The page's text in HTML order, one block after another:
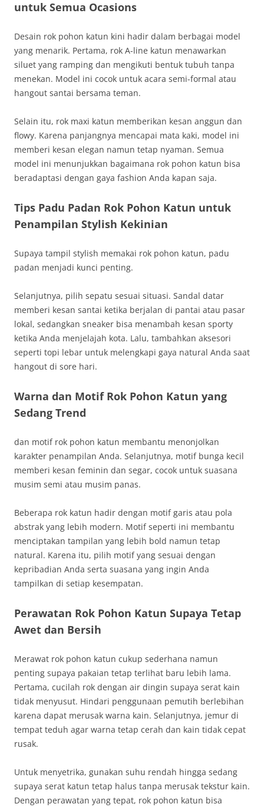
untuk Semua Ocasions
Desain rok pohon katun kini hadir dalam berbagai model
yang menarik. Pertama, rok A-line katun menawarkan
siluet yang ramping dan mengikuti bentuk tubuh tanpa
menekan. Model ini cocok untuk acara semi-formal atau
hangout santai bersama teman.
Selain itu, rok maxi katun memberikan kesan anggun dan
flowy. Karena panjangnya mencapai mata kaki, model ini
memberi kesan elegan namun tetap nyaman. Semua
model ini menunjukkan bagaimana rok pohon katun bisa
beradaptasi dengan gaya fashion Anda kapan saja.
Tips Padu Padan Rok Pohon Katun untuk
Penampilan Stylish Kekinian
Supaya tampil stylish memakai rok pohon katun, padu
padan menjadi kunci penting.
Selanjutnya, pilih sepatu sesuai situasi. Sandal datar
memberi kesan santai ketika berjalan di pantai atau pasar
lokal, sedangkan sneaker bisa menambah kesan sporty
ketika Anda menjelajah kota. Lalu, tambahkan aksesori
seperti topi lebar untuk melengkapi gaya natural Anda saat
hangout di sore hari.
Warna dan Motif Rok Pohon Katun yang
Sedang Trend
dan motif rok pohon katun membantu menonjolkan
karakter penampilan Anda. Selanjutnya, motif bunga kecil
memberi kesan feminin dan segar, cocok untuk suasana
musim semi atau musim panas.
Beberapa rok katun hadir dengan motif garis atau pola
abstrak yang lebih modern. Motif seperti ini membantu
menciptakan tampilan yang lebih bold namun tetap
natural. Karena itu, pilih motif yang sesuai dengan
kepribadian Anda serta suasana yang ingin Anda
tampilkan di setiap kesempatan.
Perawatan Rok Pohon Katun Supaya Tetap
Awet dan Bersih
Merawat rok pohon katun cukup sederhana namun
penting supaya pakaian tetap terlihat baru lebih lama.
Pertama, cucilah rok dengan air dingin supaya serat kain
tidak menyusut. Hindari penggunaan pemutih berlebihan
karena dapat merusak warna kain. Selanjutnya, jemur di
tempat teduh agar warna tetap cerah dan kain tidak cepat
rusak.
Untuk menyetrika, gunakan suhu rendah hingga sedang
supaya serat katun tetap halus tanpa merusak tekstur kain.
Dengan perawatan yang tepat, rok pohon katun bisa